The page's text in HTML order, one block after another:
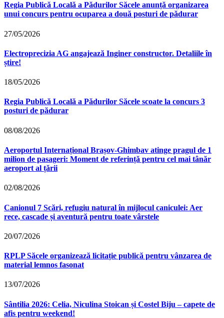
Regia Publică Locală a Pădurilor Săcele anunță organizarea
unui concurs pentru ocuparea a două posturi de pădurar
27/05/2026
Electroprecizia AG angajează Inginer constructor. Detaliile în
știre!
18/05/2026
Regia Publică Locală a Pădurilor Săcele scoate la concurs 3
posturi de pădurar
08/08/2026
Aeroportul Internațional Brașov‑Ghimbav atinge pragul de 1
milion de pasageri: Moment de referință pentru cel mai tânăr
aeroport al țării
02/08/2026
Canionul 7 Scări, refugiu natural în mijlocul caniculei: Aer
rece, cascade și aventură pentru toate vârstele
20/07/2026
RPLP Săcele organizează licitație publică pentru vânzarea de
material lemnos fasonat
13/07/2026
Sântilia 2026: Celia, Niculina Stoican și Costel Biju – capete de
afis pentru weekend!